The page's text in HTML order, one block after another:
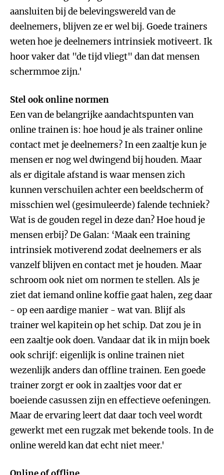
aansluiten bij de belevingswereld van de
deelnemers, blijven ze er wel bij. Goede trainers
weten hoe je deelnemers intrinsiek motiveert. Ik
hoor vaker dat "de tijd vliegt" dan dat mensen
schermmoe zijn.'
Stel ook online normen
Een van de belangrijke aandachtspunten van
online trainen is: hoe houd je als trainer online
contact met je deelnemers? In een zaaltje kun je
mensen er nog wel dwingend bij houden. Maar
als er digitale afstand is waar mensen zich
kunnen verschuilen achter een beeldscherm of
misschien wel (gesimuleerde) falende techniek?
Wat is de gouden regel in deze dan? Hoe houd je
mensen erbij? De Galan: ‘Maak een training
intrinsiek motiverend zodat deelnemers er als
vanzelf blijven en contact met je houden. Maar
schroom ook niet om normen te stellen. Als je
ziet dat iemand online koffie gaat halen, zeg daar
- op een aardige manier - wat van. Blijf als
trainer wel kapitein op het schip. Dat zou je in
een zaaltje ook doen. Vandaar dat ik in mijn boek
ook schrijf: eigenlijk is online trainen niet
wezenlijk anders dan offline trainen. Een goede
trainer zorgt er ook in zaaltjes voor dat er
boeiende casussen zijn en effectieve oefeningen.
Maar de ervaring leert dat daar toch veel wordt
gewerkt met een rugzak met bekende tools. In de
online wereld kan dat echt niet meer.'